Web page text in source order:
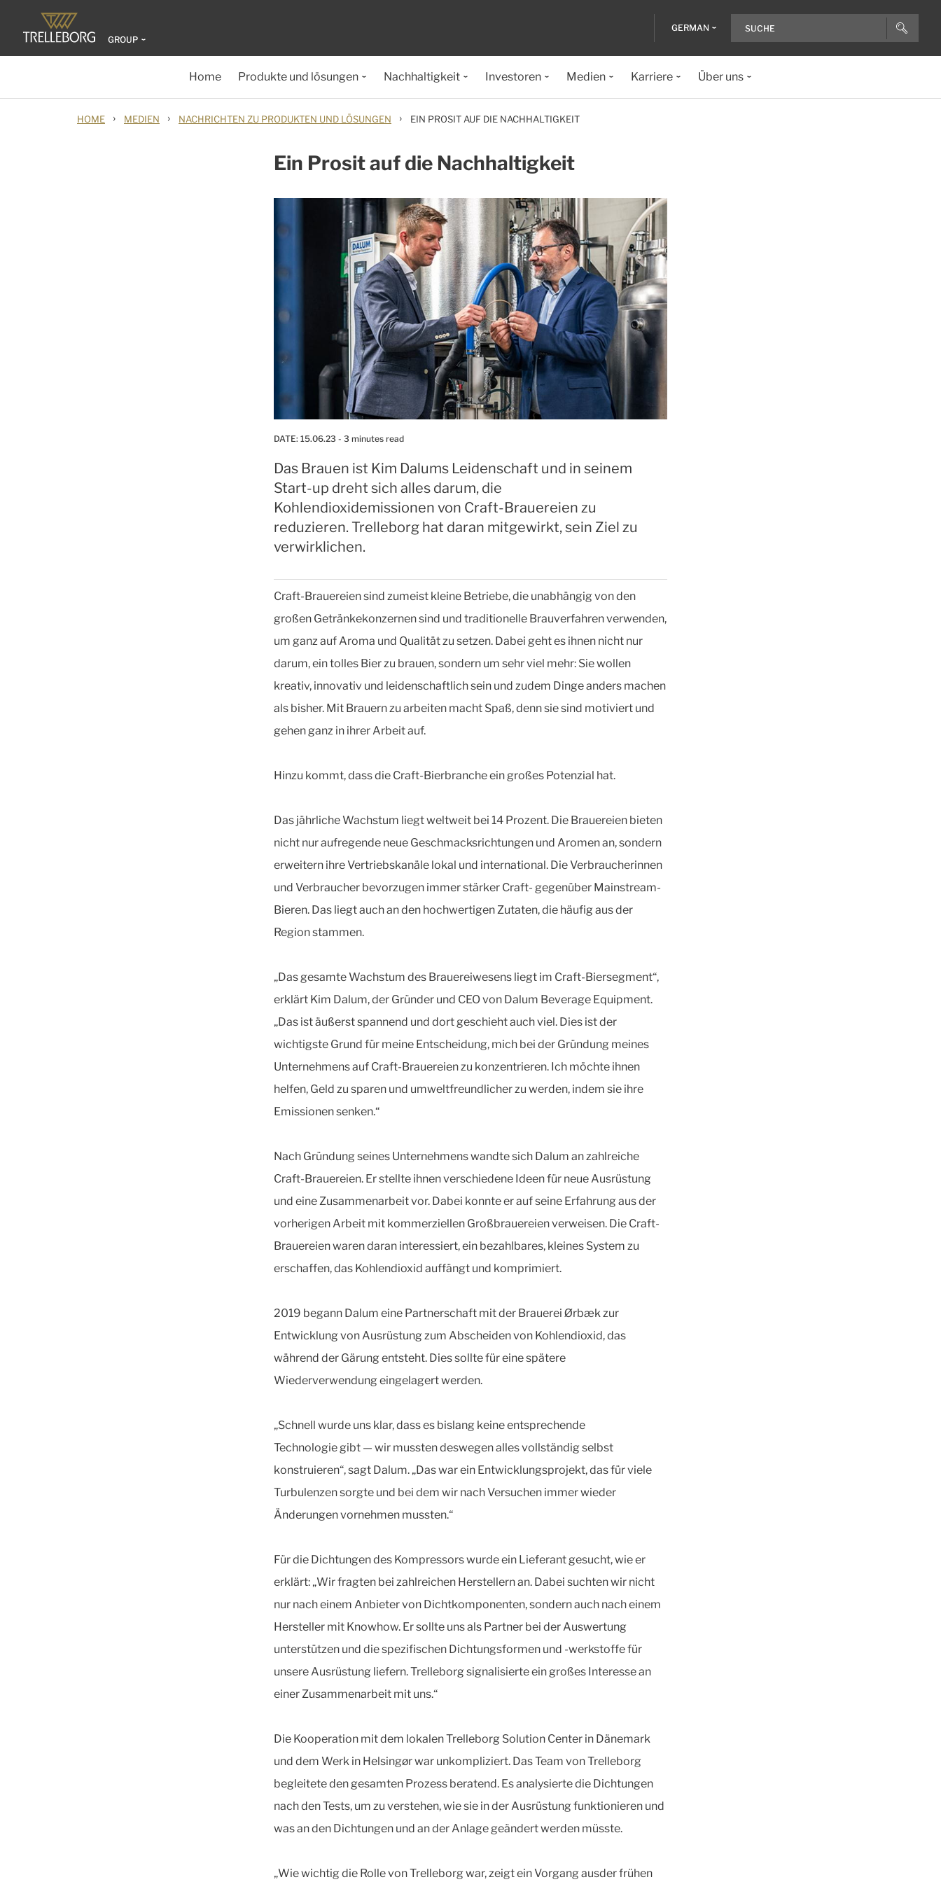
GROUP
GERMAN
Home Produkte und lösungen Nachhaltigkeit Investoren Medien Karriere Über uns
HOME › MEDIEN › NACHRICHTEN ZU PRODUKTEN UND LÖSUNGEN › EIN PROSIT AUF DIE NACHHALTIGKEIT
Ein Prosit auf die Nachhaltigkeit
DATE: 15.06.23 - 3 minutes read
Das Brauen ist Kim Dalums Leidenschaft und in seinem
Start-up dreht sich alles darum, die
Kohlendioxidemissionen von Craft-Brauereien zu
reduzieren. Trelleborg hat daran mitgewirkt, sein Ziel zu
verwirklichen.
Craft-Brauereien sind zumeist kleine Betriebe, die unabhängig von den
großen Getränkekonzernen sind und traditionelle Brauverfahren verwenden,
um ganz auf Aroma und Qualität zu setzen. Dabei geht es ihnen nicht nur
darum, ein tolles Bier zu brauen, sondern um sehr viel mehr: Sie wollen
kreativ, innovativ und leidenschaftlich sein und zudem Dinge anders machen
als bisher. Mit Brauern zu arbeiten macht Spaß, denn sie sind motiviert und
gehen ganz in ihrer Arbeit auf.
Hinzu kommt, dass die Craft-Bierbranche ein großes Potenzial hat.
Das jährliche Wachstum liegt weltweit bei 14 Prozent. Die Brauereien bieten
nicht nur aufregende neue Geschmacksrichtungen und Aromen an, sondern
erweitern ihre Vertriebskanäle lokal und international. Die Verbraucherinnen
und Verbraucher bevorzugen immer stärker Craft- gegenüber Mainstream-
Bieren. Das liegt auch an den hochwertigen Zutaten, die häufig aus der
Region stammen.
„Das gesamte Wachstum des Brauereiwesens liegt im Craft-Biersegment“,
erklärt Kim Dalum, der Gründer und CEO von Dalum Beverage Equipment.
„Das ist äußerst spannend und dort geschieht auch viel. Dies ist der
wichtigste Grund für meine Entscheidung, mich bei der Gründung meines
Unternehmens auf Craft-Brauereien zu konzentrieren. Ich möchte ihnen
helfen, Geld zu sparen und umweltfreundlicher zu werden, indem sie ihre
Emissionen senken.“
Nach Gründung seines Unternehmens wandte sich Dalum an zahlreiche
Craft-Brauereien. Er stellte ihnen verschiedene Ideen für neue Ausrüstung
und eine Zusammenarbeit vor. Dabei konnte er auf seine Erfahrung aus der
vorherigen Arbeit mit kommerziellen Großbrauereien verweisen. Die Craft-
Brauereien waren daran interessiert, ein bezahlbares, kleines System zu
erschaffen, das Kohlendioxid auffängt und komprimiert.
2019 begann Dalum eine Partnerschaft mit der Brauerei Ørbæk zur
Entwicklung von Ausrüstung zum Abscheiden von Kohlendioxid, das
während der Gärung entsteht. Dies sollte für eine spätere
Wiederverwendung eingelagert werden.
„Schnell wurde uns klar, dass es bislang keine entsprechende
Technologie gibt — wir mussten deswegen alles vollständig selbst
konstruieren“, sagt Dalum. „Das war ein Entwicklungsprojekt, das für viele
Turbulenzen sorgte und bei dem wir nach Versuchen immer wieder
Änderungen vornehmen mussten.“
Für die Dichtungen des Kompressors wurde ein Lieferant gesucht, wie er
erklärt: „Wir fragten bei zahlreichen Herstellern an. Dabei suchten wir nicht
nur nach einem Anbieter von Dichtkomponenten, sondern auch nach einem
Hersteller mit Knowhow. Er sollte uns als Partner bei der Auswertung
unterstützen und die spezifischen Dichtungsformen und -werkstoffe für
unsere Ausrüstung liefern. Trelleborg signalisierte ein großes Interesse an
einer Zusammenarbeit mit uns.“
Die Kooperation mit dem lokalen Trelleborg Solution Center in Dänemark
und dem Werk in Helsingør war unkompliziert. Das Team von Trelleborg
begleitete den gesamten Prozess beratend. Es analysierte die Dichtungen
nach den Tests, um zu verstehen, wie sie in der Ausrüstung funktionieren und
was an den Dichtungen und an der Anlage geändert werden müsste.
„Wie wichtig die Rolle von Trelleborg war, zeigt ein Vorgang ausder frühen